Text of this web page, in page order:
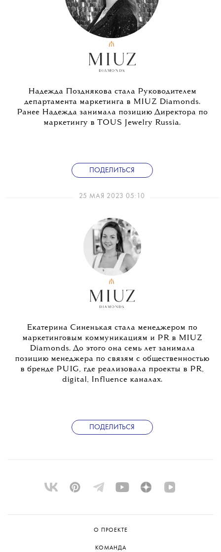
Надежда Позднякова стала Руководителем
департамента маркетинга в MIUZ Diamonds.
Ранее Надежда занимала позицию Директора по
маркетингу в TOUS Jewelry Russia.
ПОДЕЛИТЬСЯ
25 МАЯ 2023 05:10
Екатерина Синенькая стала менеджером по
маркетинговым коммуникациям и PR в MIUZ
Diamonds. До этого она семь лет занимала
позицию менеджера по связям с общественностью
в бренде PUIG, где реализовала проекты в PR,
digital, Influence каналах.
ПОДЕЛИТЬСЯ
О ПРОЕКТЕ
КОМАНДА